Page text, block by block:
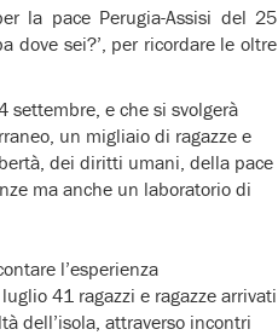
la pace Perugia-Assisi del 25
dove sei?’, per ricordare le oltre
settembre, e che si svolgerà
un migliaio di ragazze e
dei diritti umani, della pace
ma anche un laboratorio di
l’esperienza
41 ragazzi e ragazze arrivati
dell’isola, attraverso incontri